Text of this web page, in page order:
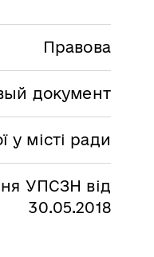
Правова
документ
у місті ради
УПСЗН від
30.05.2018